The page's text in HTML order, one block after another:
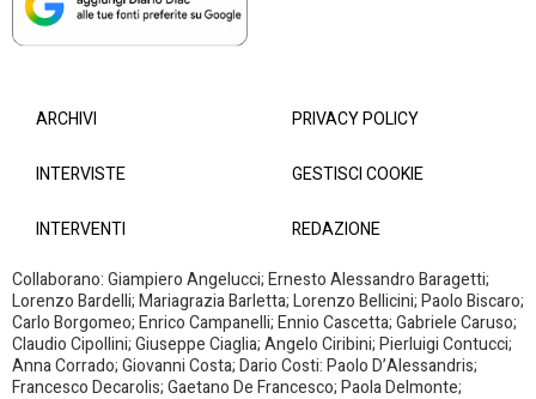
ARCHIVI
INTERVISTE
INTERVENTI
PRIVACY POLICY
GESTISCI COOKIE
REDAZIONE
Collaborano: Giampiero Angelucci; Ernesto Alessandro Baragetti;
Lorenzo Bardelli; Mariagrazia Barletta; Lorenzo Bellicini; Paolo Biscaro;
Carlo Borgomeo; Enrico Campanelli; Ennio Cascetta; Gabriele Caruso;
Claudio Cipollini; Giuseppe Ciaglia; Angelo Ciribini; Pierluigi Contucci;
Anna Corrado; Giovanni Costa; Dario Costi: Paolo D’Alessandris;
Francesco Decarolis; Gaetano De Francesco; Paola Delmonte;